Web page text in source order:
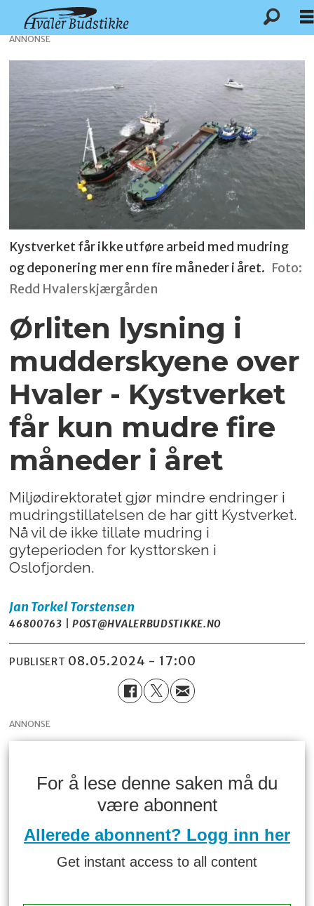
ANNONSE
Kystverket får ikke utføre arbeid med mudring
og deponering mer enn fire måneder i året. Foto:
Redd Hvalerskjærgården
Ørliten lysning i
mudderskyene over
Hvaler - Kystverket
får kun mudre fire
måneder i året
Miljødirektoratet gjør mindre endringer i
mudringstillatelsen de har gitt Kystverket.
Nå vil de ikke tillate mudring i
gyteperioden for kysttorsken i
Oslofjorden.
Jan TorkelTorstensen
46800763 | POST@HVALERBUDSTIKKE.NO
PUBLISERT 08.05.2024 - 17:00
ANNONSE
For å lese denne saken må du
være abonnent
Allerede abonnent? Logg inn her
Get instant access to all content